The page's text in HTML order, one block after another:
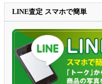
LINE査定 スマホで簡単